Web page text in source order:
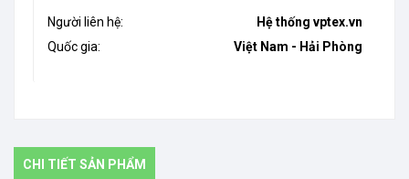
Người liên hệ:
Hệ thống vptex.vn
Quốc gia:
Việt Nam - Hải Phòng
CHI TIẾT SẢN PHẨM